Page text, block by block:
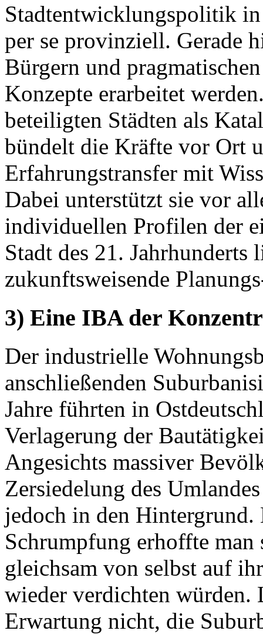
Stadtentwicklungspolitik
per se provinziell. Gerade
Bürgern und
Konzepte erarbeitet
beteiligten Städten als
bündelt die Kräfte vor Ort
Erfahrungstransfer mit
Dabei unterstützt sie vor
individuellen Profilen der
Stadt des 21.
zukunftsweisende
3) Eine IBA der
Der industrielle
anschließenden
Jahre führten in
Verlagerung der
Angesichts massiver
Zersiedelung des
jedoch in den Hintergrund.
Schrumpfung erhoffte man
gleichsam von selbst auf
wieder verdichten würden.
Erwartung nicht, die